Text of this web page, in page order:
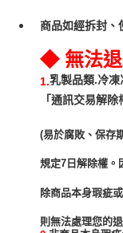
商品如經拆封、
◆ 無法退
1.乳製品類.冷
「通訊交易解
(易於腐敗、保存
規定7日解除權。
除商品本身瑕疵